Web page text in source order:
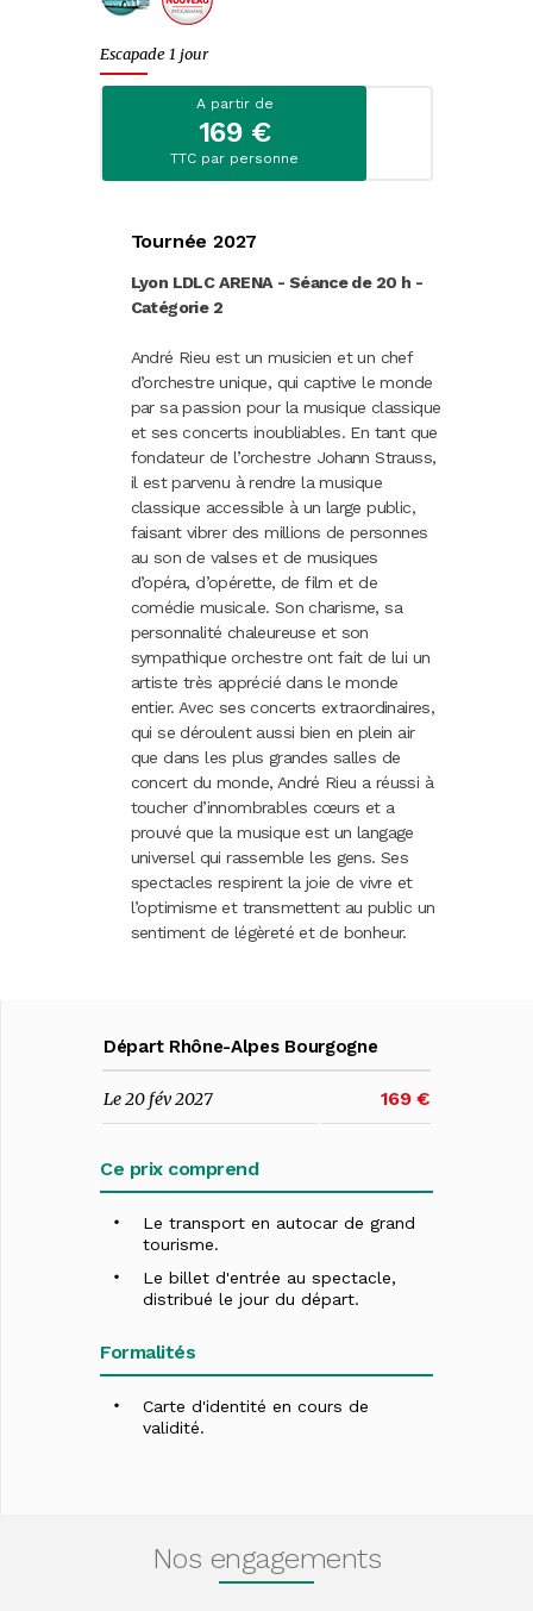
Journées
Spectacles
Music-Hall et cabarets
Fêtes et marchés de Noël
St-Sylvestre
Randonnées
Escapade 1 jour
A partir de
169 €
TTC par personne
Tournée 2027
Lyon LDLC ARENA - Séance de 20 h -
Catégorie 2
André Rieu est un musicien et un chef
d’orchestre unique, qui captive le monde
par sa passion pour la musique classique
et ses concerts inoubliables. En tant que
fondateur de l’orchestre Johann Strauss,
il est parvenu à rendre la musique
classique accessible à un large public,
faisant vibrer des millions de personnes
au son de valses et de musiques
d’opéra, d’opérette, de film et de
comédie musicale. Son charisme, sa
personnalité chaleureuse et son
sympathique orchestre ont fait de lui un
artiste très apprécié dans le monde
entier. Avec ses concerts extraordinaires,
qui se déroulent aussi bien en plein air
que dans les plus grandes salles de
concert du monde, André Rieu a réussi à
toucher d’innombrables cœurs et a
prouvé que la musique est un langage
universel qui rassemble les gens. Ses
spectacles respirent la joie de vivre et
l’optimisme et transmettent au public un
sentiment de légèreté et de bonheur.
Départ Rhône-Alpes Bourgogne
Le 20 fév 2027 169 €
Ce prix comprend
Le transport en autocar de grand
tourisme.
Le billet d'entrée au spectacle,
distribué le jour du départ.
Formalités
Carte d'identité en cours de
validité.
Nos engagements